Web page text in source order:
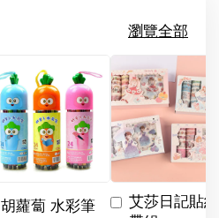
瀏覽全部
胡蘿蔔 水彩筆
艾莎日記貼